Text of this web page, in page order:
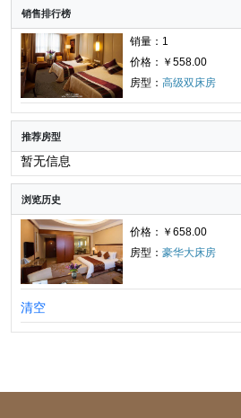
销售排行榜
销量：1
价格：￥558.00
房型：高级双床房
推荐房型
暂无信息
浏览历史
价格：￥658.00
房型：豪华大床房
清空